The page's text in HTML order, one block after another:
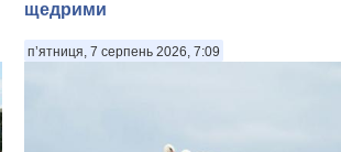
щедрими
п’ятниця, 7 серпень 2026, 7:09